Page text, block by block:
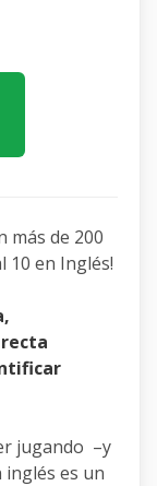
más de 200
10 en Inglés!
jugando –y
inglés es un